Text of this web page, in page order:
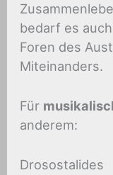
bedarf es
Foren des
Miteinanders.
Für
anderem:
Drosostalides